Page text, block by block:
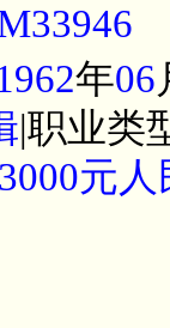
年06
|职业类
元